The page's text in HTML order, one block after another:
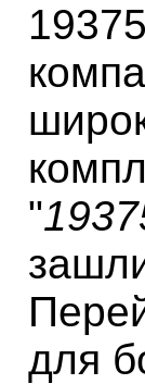
"
для